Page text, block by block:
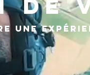
une